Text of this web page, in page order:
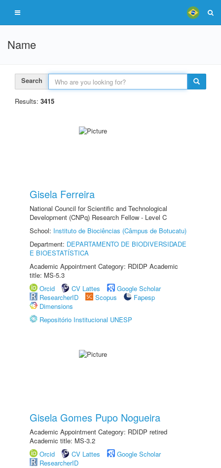
Name
Search
Results: 3415
Gisela Ferreira
National Council for Scientific and Technological
Development (CNPq) Research Fellow - Level C
School: Instituto de Biociências (Câmpus de Botucatu)
Department: DEPARTAMENTO DE BIODIVERSIDADE
E BIOESTATÍSTICA
Academic Appointment Category: RDIDP Academic
title: MS-5.3
Orcid
CV Lattes
Google Scholar
ResearcherID
Scopus
Fapesp
Dimensions
Repositório Institucional UNESP
Gisela Gomes Pupo Nogueira
Academic Appointment Category: RDIDP retired
Academic title: MS-3.2
Orcid
CV Lattes
Google Scholar
ResearcherID